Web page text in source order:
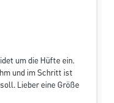
um die Hüfte ein.
und im Schritt ist
Lieber eine Größe